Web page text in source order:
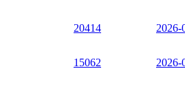
20414 2026-
15062 2026-